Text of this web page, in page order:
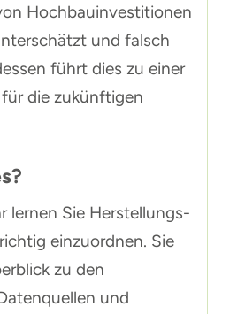
Hochbauinvestitionen
und falsch
führt dies zu einer
die zukünftigen
lernen Sie Herstellungs-
einzuordnen. Sie
zu den
und